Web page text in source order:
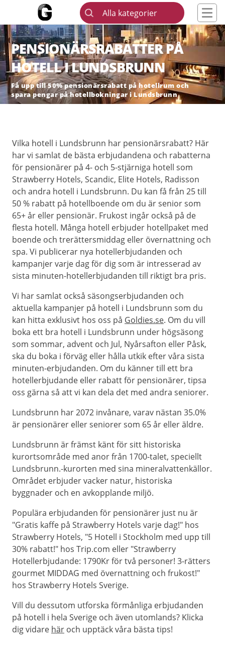
Alla kategorier
PENSIONÄRSRABATTER PÅ
HOTELL I LUNDSBRUNN
Få upp till 50% pensionärsrabatt på hotellrum och
spara pengar på hotellbokningar i Lundsbrunn
Vilka hotell i Lundsbrunn har pensionärsrabatt? Här
har vi samlat de bästa erbjudandena och rabatterna
för pensionärer på 4- och 5-stjärniga hotell som
Strawberry Hotels, Scandic, Elite Hotels, Radisson
och andra hotell i Lundsbrunn. Du kan få från 25 till
50 % rabatt på hotellboende om du är senior som
65+ år eller pensionär. Frukost ingår också på de
flesta hotell. Många hotell erbjuder hotellpaket med
boende och trerättersmiddag eller övernattning och
spa. Vi publicerar nya hotellerbjudanden och
kampanjer varje dag för dig som är intresserad av
sista minuten-hotellerbjudanden till riktigt bra pris.
Vi har samlat också säsongserbjudanden och
aktuella kampanjer på hotell i Lundsbrunn som du
kan hitta exklusivt hos oss på Goldies.se. Om du vill
boka ett bra hotell i Lundsbrunn under högsäsong
som sommar, advent och Jul, Nyårsafton eller Påsk,
ska du boka i förväg eller hålla utkik efter våra sista
minuten-erbjudanden. Om du känner till ett bra
hotellerbjudande eller rabatt för pensionärer, tipsa
oss gärna så att vi kan dela det med andra seniorer.
Lundsbrunn har 2072 invånare, varav nästan 35.0%
är pensionärer eller seniorer som 65 år eller äldre.
Lundsbrunn är främst känt för sitt historiska
kurortsområde med anor från 1700-talet, speciellt
Lundsbrunn.-kurorten med sina mineralvattenkällor.
Området erbjuder vacker natur, historiska
byggnader och en avkopplande miljö.
Populära erbjudanden för pensionärer just nu är
"Gratis kaffe på Strawberry Hotels varje dag!" hos
Strawberry Hotels, "5 Hotell i Stockholm med upp till
30% rabatt!" hos Trip.com eller "Strawberry
Hotellerbjudande: 1790Kr för två personer! 3-rätters
gourmet MIDDAG med övernattning och frukost!"
hos Strawberry Hotels Sverige.
Vill du dessutom utforska förmånliga erbjudanden
på hotell i hela Sverige och även utomlands? Klicka
dig vidare här och upptäck våra bästa tips!